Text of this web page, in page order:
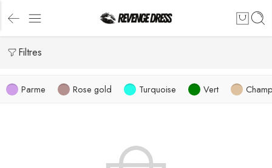
Filtres
Parme Rose gold Turquoise Vert